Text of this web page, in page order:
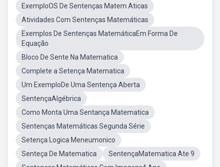
ExemploOS De Sentenças Matem Aticas
Atividades Com Sentenças Matemáticas
Exemplos De Sentenças MatemáticaEm Forma De
Equação
Bloco De Sente Na Matematica
Complete a Setença Matematica
Um ExemploDe Uma Sentença Aberta
SentençaAlgébrica
Como Monta Uma Sentança Matematica
Sentenças Matemáticas Segunda Série
Setença Logica Meneumonico
Senteça De Matematica
SentençaMatematica Ate 9